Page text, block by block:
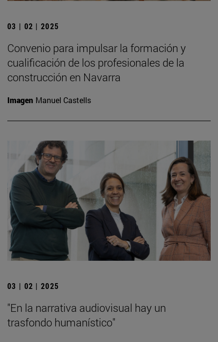
03 | 02 | 2025
Convenio para impulsar la formación y
cualificación de los profesionales de la
construcción en Navarra
Imagen Manuel Castells
03 | 02 | 2025
"En la narrativa audiovisual hay un
trasfondo humanístico"